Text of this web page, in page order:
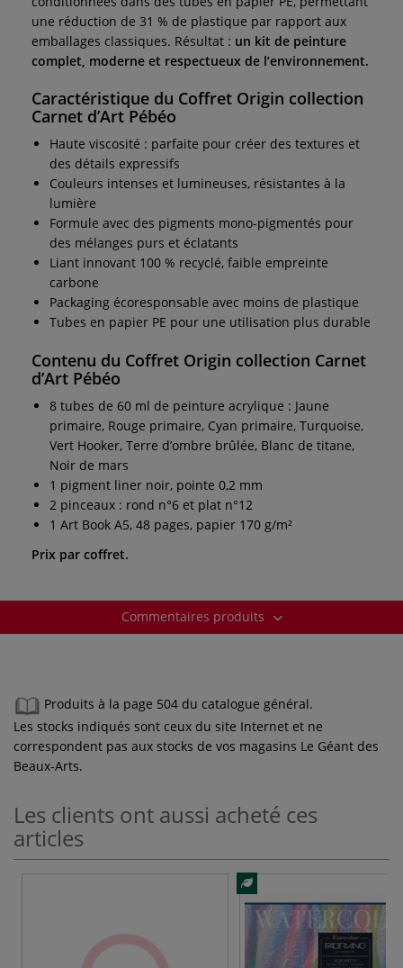
une réduction de 31 % de plastique par rapport aux
emballages classiques. Résultat : un kit de peinture
complet, moderne et respectueux de l’environnement.
Caractéristique du Coffret Origin collection
Carnet d’Art Pébéo
Haute viscosité : parfaite pour créer des textures et
des détails expressifs
Couleurs intenses et lumineuses, résistantes à la
lumière
Formule avec des pigments mono-pigmentés pour
des mélanges purs et éclatants
Liant innovant 100 % recyclé, faible empreinte
carbone
Packaging écoresponsable avec moins de plastique
Tubes en papier PE pour une utilisation plus durable
Contenu du Coffret Origin collection Carnet
d’Art Pébéo
8 tubes de 60 ml de peinture acrylique : Jaune
primaire, Rouge primaire, Cyan primaire, Turquoise,
Vert Hooker, Terre d’ombre brûlée, Blanc de titane,
Noir de mars
1 pigment liner noir, pointe 0,2 mm
2 pinceaux : rond n°6 et plat n°12
1 Art Book A5, 48 pages, papier 170 g/m²
Prix par coffret.
Commentaires produits
Produits à la page 504 du catalogue général.
Les stocks indiqués sont ceux du site Internet et ne
correspondent pas aux stocks de vos magasins Le Géant des
Beaux-Arts.
Les clients ont aussi acheté ces
articles